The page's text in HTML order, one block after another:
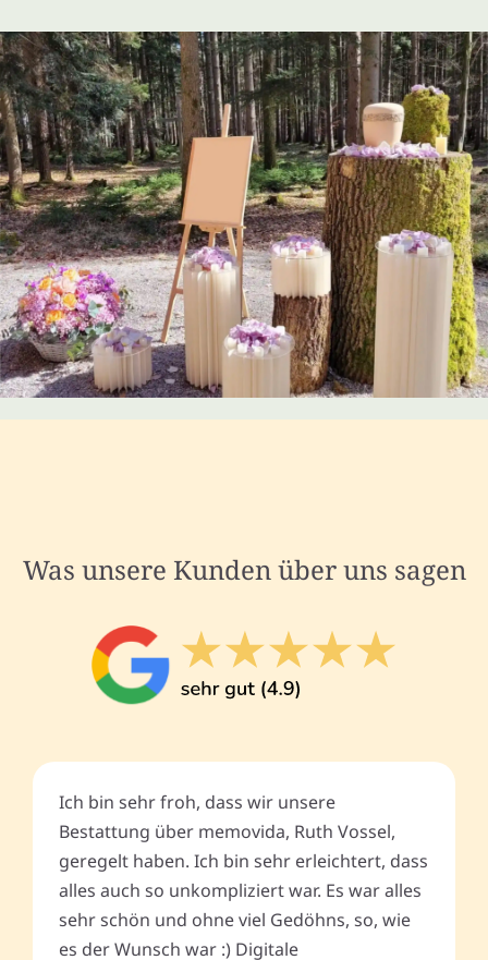
Was unsere Kunden über uns sagen
Ich bin sehr froh, dass wir unsere
Bestattung über memovida, Ruth Vossel,
geregelt haben. Ich bin sehr erleichtert, dass
alles auch so unkompliziert war. Es war alles
sehr schön und ohne viel Gedöhns, so, wie
es der Wunsch war :) Digitale